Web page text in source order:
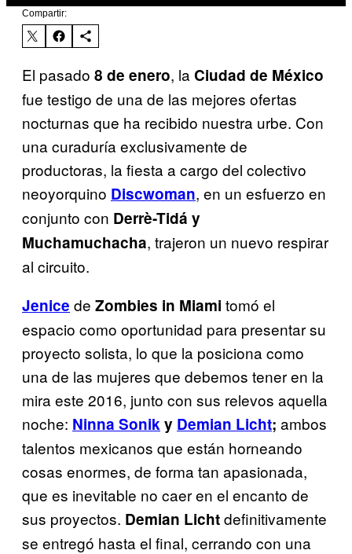
Compartir:
El pasado 8 de enero, la Ciudad de México
fue testigo de una de las mejores ofertas
nocturnas que ha recibido nuestra urbe. Con
una curaduría exclusivamente de
productoras, la fiesta a cargo del colectivo
neoyorquino Discwoman, en un esfuerzo en
conjunto con Derrè-Tidá y
Muchamuchacha, trajeron un nuevo respirar
al circuito.
Jenice de Zombies in Miami tomó el
espacio como oportunidad para presentar su
proyecto solista, lo que la posiciona como
una de las mujeres que debemos tener en la
mira este 2016, junto con sus relevos aquella
noche: Ninna Soniky Demian Licht; ambos
talentos mexicanos que están horneando
cosas enormes, de forma tan apasionada,
que es inevitable no caer en el encanto de
sus proyectos. Demian Lichtdefinitivamente
se entregó hasta el final, cerrando con una